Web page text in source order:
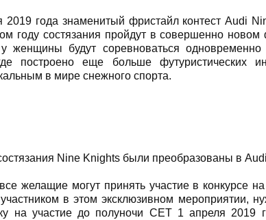
2019 года знаменитый фристайл контест Аudi
году состязания пройдут в совершенно
женщины будут соревноваться одновременно
построено еще больше футуристических
в мире снежного спорта.
Nine Knights были преобразованы в
желащие могут принять участие в конкурсе
в этом эксклюзивном мероприятии,
на участие до полуночи CET 1 апреля 2019